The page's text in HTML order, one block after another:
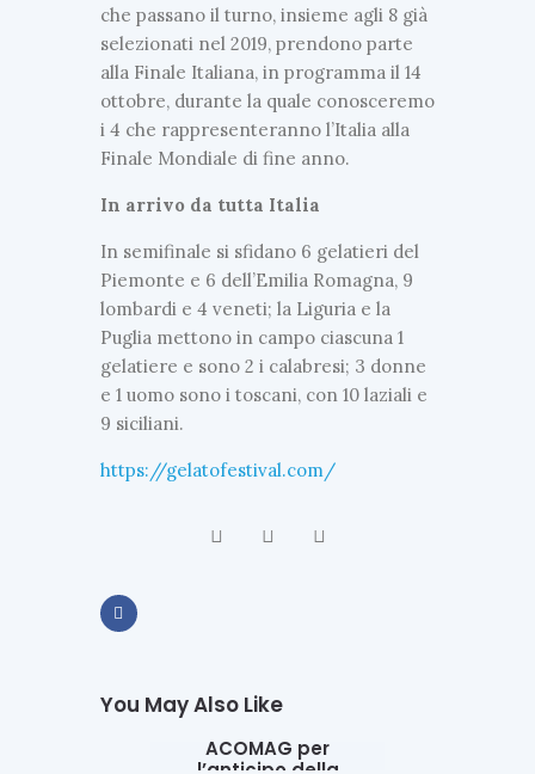
che passano il turno, insieme agli 8 già
selezionati nel 2019, prendono parte
alla Finale Italiana, in programma il 14
ottobre, durante la quale conosceremo
i 4 che rappresenteranno l’Italia alla
Finale Mondiale di fine anno.
In arrivo da tutta Italia
In semifinale si sfidano 6 gelatieri del
Piemonte e 6 dell’Emilia Romagna, 9
lombardi e 4 veneti; la Liguria e la
Puglia mettono in campo ciascuna 1
gelatiere e sono 2 i calabresi; 3 donne
e 1 uomo sono i toscani, con 10 laziali e
9 siciliani.
https://gelatofestival.com/
You May Also Like
Appello del
ACOMAG per
GELATIIN
EVIDENZAULTIME